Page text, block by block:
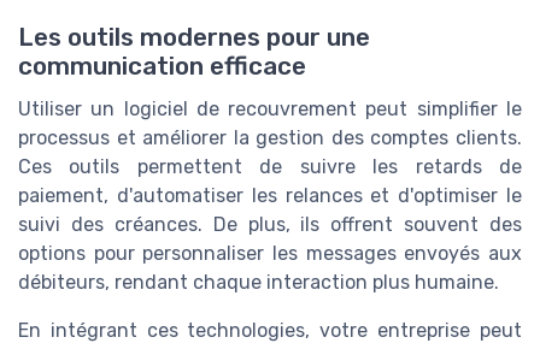
Les outils modernes pour une
communication efficace
Utiliser un logiciel de recouvrement peut simplifier le
processus et améliorer la gestion des comptes clients.
Ces outils permettent de suivre les retards de
paiement, d'automatiser les relances et d'optimiser le
suivi des créances. De plus, ils offrent souvent des
options pour personnaliser les messages envoyés aux
débiteurs, rendant chaque interaction plus humaine.
En intégrant ces technologies, votre entreprise peut